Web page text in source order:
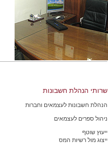
שרותי הנהלת חשבונות
הנהלת חשבונות לעצמאים וחברות
ניהול ספרים לעצמאים
ייעוץ שוטף
ייצוג מול רשיות המס